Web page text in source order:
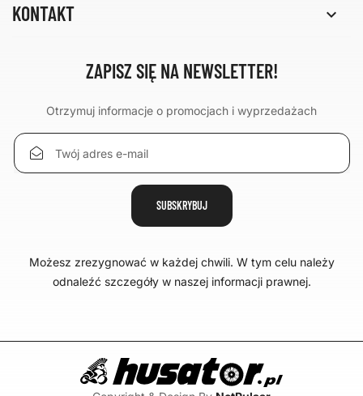
KONTAKT 
ZAPISZ SIĘ NA NEWSLETTER!
Otrzymuj informacje o promocjach i wyprzedażach
Możesz zrezygnować w każdej chwili. W tym celu należy
odnaleźć szczegóły w naszej informacji prawnej.